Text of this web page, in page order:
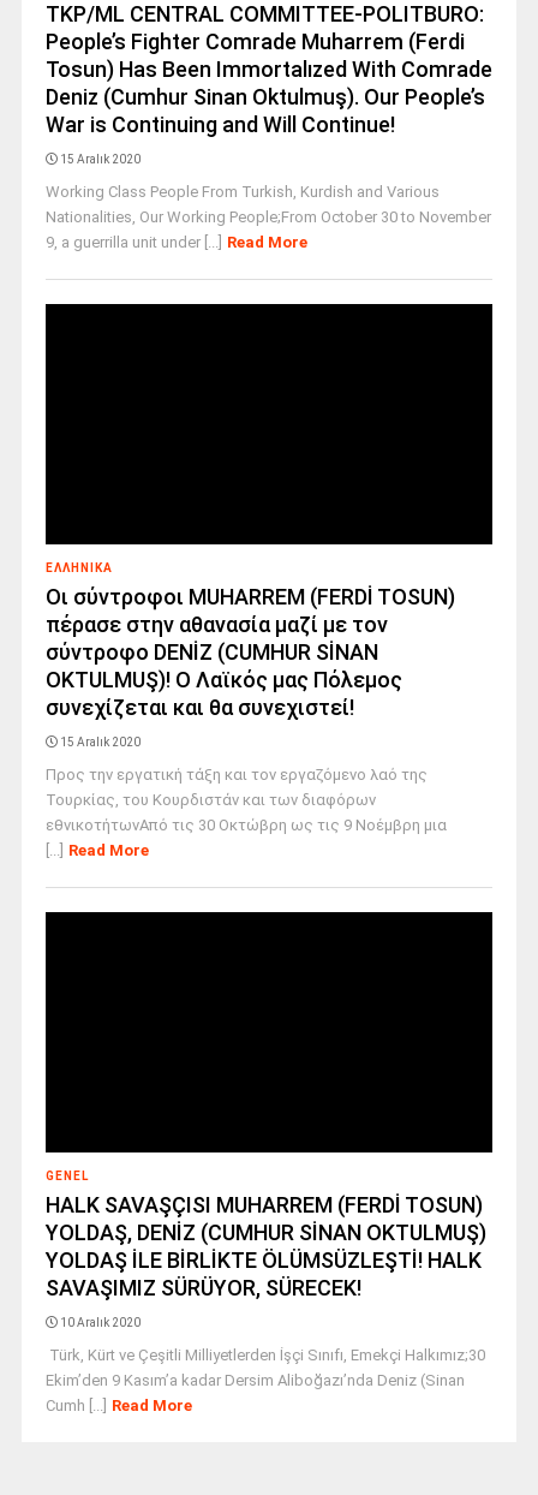
TKP/ML CENTRAL COMMITTEE-POLITBURO:
People’s Fighter Comrade Muharrem (Ferdi
Tosun) Has Been Immortalızed With Comrade
Deniz (Cumhur Sinan Oktulmuş). Our People’s
War is Continuing and Will Continue!
15 Aralık 2020
Working Class People From Turkish, Kurdish and Various
Nationalities, Our Working People;From October 30 to November
9, a guerrilla unit under [...] Read More
ΕΛΛΗΝΙΚΑ
Οι σύντροφοι MUHARREM (FERDİ TOSUN)
πέρασε στην αθανασία μαζί με τον
σύντροφο DENİZ (CUMHUR SİNAN
OKTULMUŞ)! Ο Λαϊκός μας Πόλεμος
συνεχίζεται και θα συνεχιστεί!
15 Aralık 2020
Προς την εργατική τάξη και τον εργαζόμενο λαό της
Τουρκίας, του Κουρδιστάν και των διαφόρων
εθνικοτήτωνΑπό τις 30 Οκτώβρη ως τις 9 Νοέμβρη μια
[...] Read More
GENEL
HALK SAVAŞÇISI MUHARREM (FERDİ TOSUN)
YOLDAŞ, DENİZ (CUMHUR SİNAN OKTULMUŞ)
YOLDAŞ İLE BİRLİKTE ÖLÜMSÜZLEŞTİ! HALK
SAVAŞIMIZ SÜRÜYOR, SÜRECEK!
10 Aralık 2020
Türk, Kürt ve Çeşitli Milliyetlerden İşçi Sınıfı, Emekçi Halkımız;30
Ekim’den 9 Kasım’a kadar Dersim Aliboğazı’nda Deniz (Sinan
Cumh [...] Read More